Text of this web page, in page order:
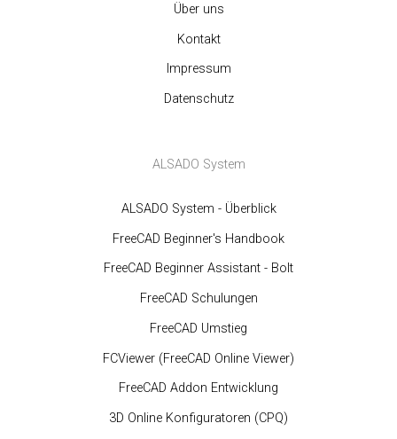
Über uns
Kontakt
Impressum
Datenschutz
ALSADO System
ALSADO System - Überblick
FreeCAD Beginner's Handbook
FreeCAD Beginner Assistant - Bolt
FreeCAD Schulungen
FreeCAD Umstieg
FCViewer (FreeCAD Online Viewer)
FreeCAD Addon Entwicklung
3D Online Konfiguratoren (CPQ)